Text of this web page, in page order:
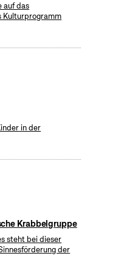
auf das
Kulturprogramm
in der
Krabbelgruppe
steht bei dieser
der